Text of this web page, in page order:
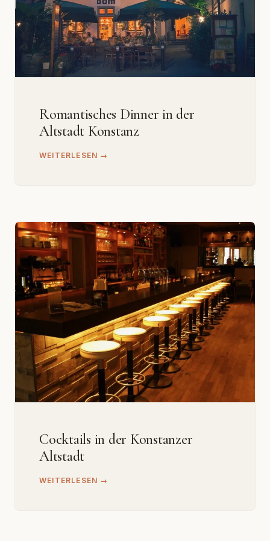
Romantisches Dinner in der
Altstadt Konstanz
WEITERLESEN →
Cocktails in der Konstanzer
Altstadt
WEITERLESEN →